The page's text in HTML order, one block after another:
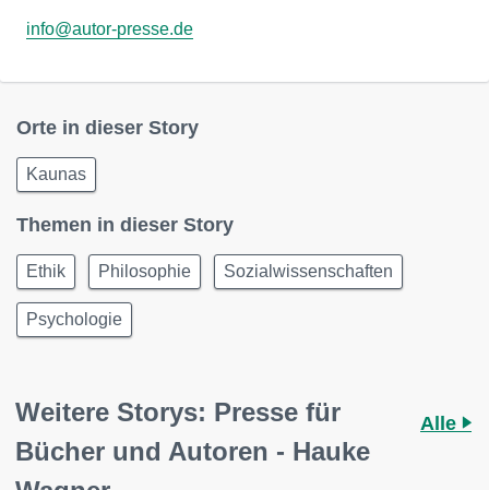
info@autor-presse.de
Orte in dieser Story
Kaunas
Themen in dieser Story
Ethik Philosophie Sozialwissenschaften
Psychologie
Weitere Storys: Presse für
Bücher und Autoren - Hauke
Alle